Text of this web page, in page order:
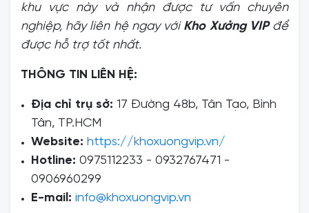
khu vực này và nhận được tư vấn chuyên
nghiệp, hãy liên hệ ngay với Kho Xưởng VIPđể
được hỗ trợ tốt nhất.
THÔNG TIN LIÊN HỆ:
Địa chỉ trụ sở: 17 Đường 48b, Tân Tạo, Bình
Tân, TP.HCM
Website: https://khoxuongvip.vn/
Hotline: 0975112233 - 0932767471 -
0906960299
E-mail: info@khoxuongvip.vn